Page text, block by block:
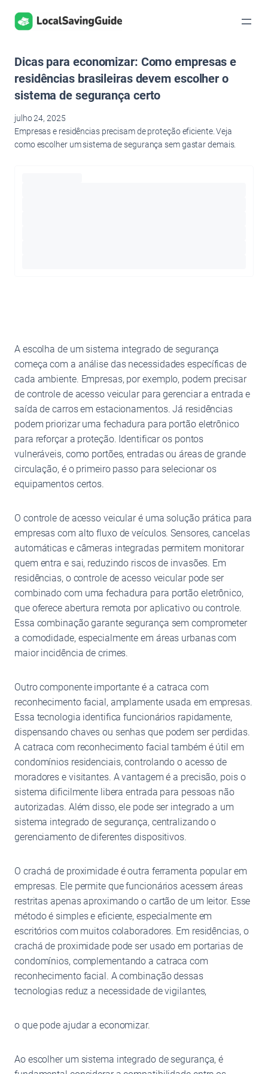
Pular
para
Dicas para economizar: Como empresas e
residências brasileiras devem escolher o
sistema de segurança certo
julho 24, 2025
Empresas e residências precisam de proteção eficiente. Veja
como escolher um sistema de segurança sem gastar demais.
A escolha de um sistema integrado de segurança
começa com a análise das necessidades específicas de
cada ambiente. Empresas, por exemplo, podem precisar
de controle de acesso veicular para gerenciar a entrada e
saída de carros em estacionamentos. Já residências
podem priorizar uma fechadura para portão eletrônico
para reforçar a proteção. Identificar os pontos
vulneráveis, como portões, entradas ou áreas de grande
circulação, é o primeiro passo para selecionar os
equipamentos certos.
O controle de acesso veicular é uma solução prática para
empresas com alto fluxo de veículos. Sensores, cancelas
automáticas e câmeras integradas permitem monitorar
quem entra e sai, reduzindo riscos de invasões. Em
residências, o controle de acesso veicular pode ser
combinado com uma fechadura para portão eletrônico,
que oferece abertura remota por aplicativo ou controle.
Essa combinação garante segurança sem comprometer
a comodidade, especialmente em áreas urbanas com
maior incidência de crimes.
Outro componente importante é a catraca com
reconhecimento facial, amplamente usada em empresas.
Essa tecnologia identifica funcionários rapidamente,
dispensando chaves ou senhas que podem ser perdidas.
A catraca com reconhecimento facial também é útil em
condomínios residenciais, controlando o acesso de
moradores e visitantes. A vantagem é a precisão, pois o
sistema dificilmente libera entrada para pessoas não
autorizadas. Além disso, ele pode ser integrado a um
sistema integrado de segurança, centralizando o
gerenciamento de diferentes dispositivos.
O crachá de proximidade é outra ferramenta popular em
empresas. Ele permite que funcionários acessem áreas
restritas apenas aproximando o cartão de um leitor. Esse
método é simples e eficiente, especialmente em
escritórios com muitos colaboradores. Em residências, o
crachá de proximidade pode ser usado em portarias de
condomínios, complementando a catraca com
reconhecimento facial. A combinação dessas
tecnologias reduz a necessidade de vigilantes,
o que pode ajudar a economizar.
Ao escolher um sistema integrado de segurança, é